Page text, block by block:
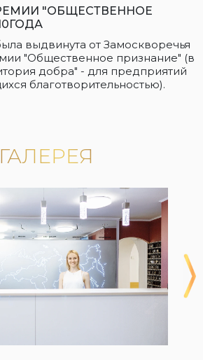
"ОБЩЕСТВЕННОЕ
выдвинута от Замоскворечья
"Общественное признание" (в
добра" - для предприятий
благотворительностью).
ГАЛЕРЕЯ